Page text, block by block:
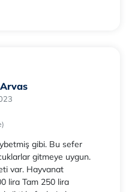
gibi. Bu sefer
gitmeye uygun.
var. Hayvanat
lira Tam 250 lira